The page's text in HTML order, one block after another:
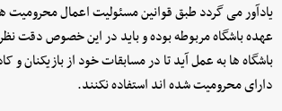
یادآور می گردد طبق قوانین مسئولیت اعمال محرومیت
عهده باشگاه مربوطه بوده و باید در این خصوص دقت
باشگاه ها به عمل آید تا در مسابقات خود از بازیکنان و
دارای محرومیت شده اند استفاده نکنند.